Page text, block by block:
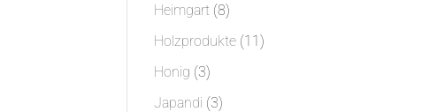
Heimgart 88
Produkte
Holzprodukte 1111
Honig 33
Produkte
Japandi 33